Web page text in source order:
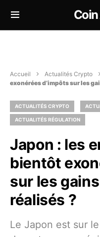
Accueil Actualités Crypto
exonérées d’impôts sur les
ACTUALITÉS CRYPTO
ACTUALITÉS RÉGULATION
Japon : les
bientôt
sur les
réalisés ?
Le Japon est sur